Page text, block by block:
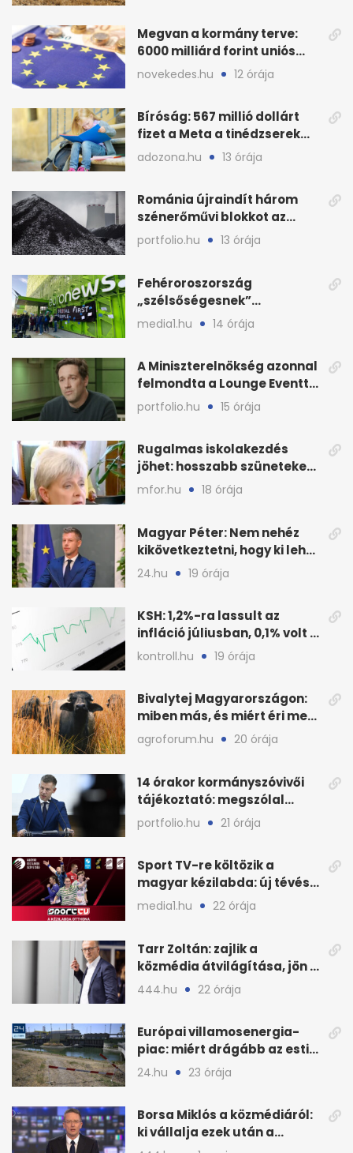
Megvan a kormány terve:
6000 milliárd forint uniós
pénz sorsa
novekedes.hu 12 órája
Bíróság: 567 millió dollárt
fizet a Meta a tinédzserek
védelmére
adozona.hu 13 órája
Románia újraindít három
szénerőművi blokkot az
áramellátás stabilizálására
portfolio.hu 13 órája
Fehéroroszország
„szélsőségesnek”
minősítette az Euronews
media1.hu 14 órája
A Miniszterelnökség azonnal
felmondta a Lounge Eventtel
kötött szerződést
portfolio.hu 15 órája
Rugalmas iskolakezdés
jöhet: hosszabb szüneteket
javasolnak szeptembertől
mfor.hu 18 órája
Magyar Péter: Nem nehéz
kikövetkeztetni, hogy ki lehet
a három jelölt
24.hu 19 órája
KSH: 1,2%-ra lassult az
infláció júliusban, 0,1% volt a
havi áresés
kontroll.hu 19 órája
Bivalytej Magyarországon:
miben más, és miért éri meg
feldolgozni?
agroforum.hu 20 órája
14 órakor kormányszóvivői
tájékoztató: megszólal
Magyar Péter is
portfolio.hu 21 órája
Sport TV-re költözik a
magyar kézilabda: új tévés
megállapodás
media1.hu 22 órája
Tarr Zoltán: zajlik a
közmédia átvilágítása, jön a
nyilvános véleményezés
444.hu 22 órája
Európai villamosenergia-
piac: miért drágább az esti
áram Magyarországon
24.hu 23 órája
Borsa Miklós a közmédiáról:
ki vállalja ezek után a
munkát?